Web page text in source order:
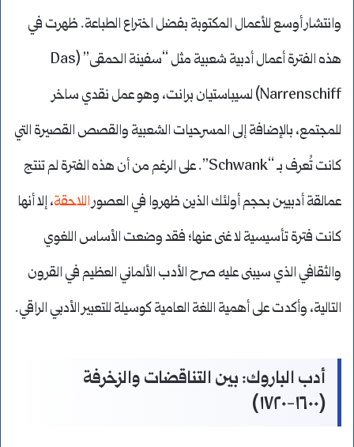
وانتشار أوسع للأعمال المكتوبة بفضل اختراع الطباعة. ظهرت في
هذه الفترة أعمال أدبية شعبية مثل “سفينة الحمقى” (Das
Narrenschiff) لسيباستيان برانت، وهو عمل نقدي ساخر
للمجتمع، بالإضافة إلى المسرحيات الشعبية والقصص القصيرة التي
كانت تُعرف بـ “Schwank”. على الرغم من أن هذه الفترة لم تنتج
عمالقة أدبيين بحجم أولئك الذين ظهروا في العصوراللاحقة، إلا أنها
كانت فترة تأسيسية لا غنى عنها؛ فقد وضعت الأساس اللغوي
والثقافي الذي سيبنى عليه صرح الأدب الألماني العظيم في القرون
التالية، وأكدت على أهمية اللغة العامية كوسيلة للتعبير الأدبي الراقي.
أدب الباروك: بين التناقضات والزخرفة
(١٦٠٠-١٧٢٠)